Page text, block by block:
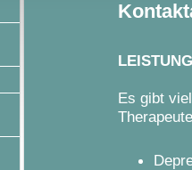
Es gibt